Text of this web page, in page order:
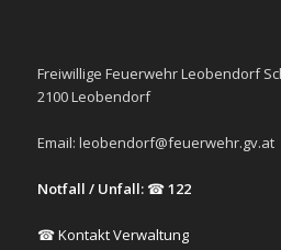
Freiwillige Feuerwehr Leobendorf
2100 Leobendorf
Email: leobendorf@feuerwehr.gv.at
Notfall / Unfall:☎122
☎ Kontakt Verwaltung